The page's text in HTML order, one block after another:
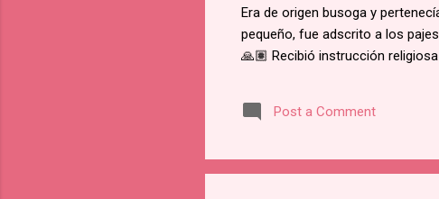
Era de origen busoga y
pequeño, fue adscrito a los
🙏🏽 Recibió instrucción
retractarse de su fe, rehusó.
Namugongo, a unos 60 kms de
en Lubawo, fue alanceado y
Post a Comment